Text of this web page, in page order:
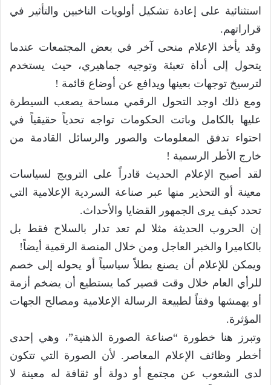
استثنائية على إعادة تشكيل أولويات الناخبين والتأثير في
قراراتهم.
وقد يأخذ الإعلام منحى آخر في بعض المجتمعات عندما
يتحول إلى أداة تعبئة وتوجيه جماهيري، حيث يستخدم
لترسيخ توجهات بعينها ويدافع عن أوضاع قائمة !
ومع ذلك اوجد التحول الرقمي مساحة يصعب السيطرة
عليها بالكامل وباتت الحكومات تواجه تحدياً حقيقياً في
احتواء تدفق المعلومات والصور والرسائل القادمة من
خارج الأطر الرسمية !
لقد أصبح الإعلام الحديث قادراً على الترويج لسياسات
معينة أو التحذير منها عبر صناعة السردية الإعلامية التي
تحدد كيف يرى الجمهور القضايا والأحداث.
إن الحروب الحديثة مثلا لم تعد تدار بالسلاح فقط بل
بالكاميرا والخبر العاجل ومن خلال المنصة الرقمية أيضاً!
ويمكن للإعلام أن يصنع بطلاً سياسياً أو يحوله إلى خصم
للرأي العام خلال وقت قصير كما يستطيع أن يضخم أزمة
أو يهمشها وفقاً لطبيعة الرسالة الإعلامية ومصالح الجهات
المؤثرة.
وتبرز هنا خطورة “صناعة الصورة الذهنية”، وهي إحدى
أخطر وظائف الإعلام المعاصر. لأن الصورة التي تتكون
لدى الشعوب عن مجتمع أو دولة أو ثقافة له معينة لا